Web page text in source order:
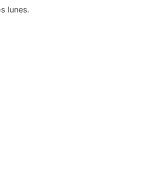
lunes.